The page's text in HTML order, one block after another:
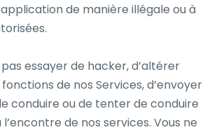
de manière illégale ou à
essayer de hacker, d’altérer
fonctions de nos Services, d’envoyer
conduire ou de tenter de conduire
de nos services. Vous ne